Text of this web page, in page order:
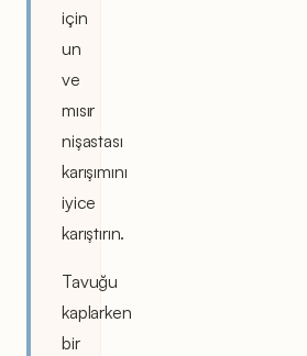
için
un
ve
mısır
nişastası
karışımını
iyice
karıştırın.
Tavuğu
kaplarken
bir